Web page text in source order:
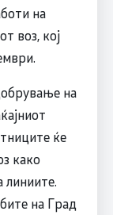
на
воз, кој
на
ќе
како
линиите.
на Град